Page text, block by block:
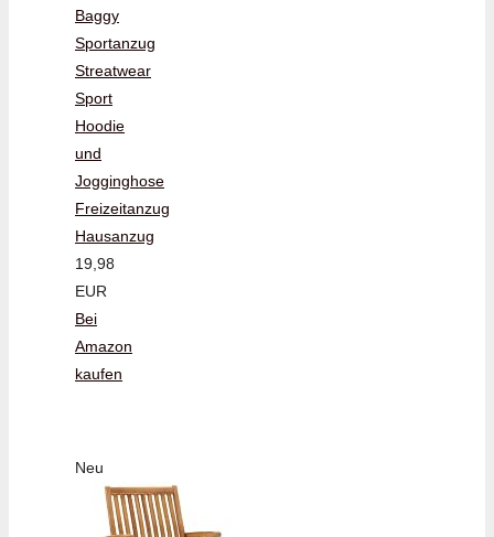
Baggy
Sportanzug
Streatwear
Sport
Hoodie
und
Jogginghose
Freizeitanzug
Hausanzug
19,98
EUR
Bei
Amazon
kaufen
Neu